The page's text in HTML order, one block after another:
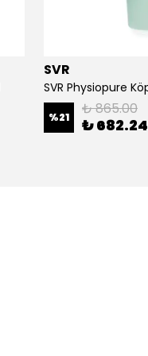
SVR
%21 ₺ 865.00
₺ 682.24